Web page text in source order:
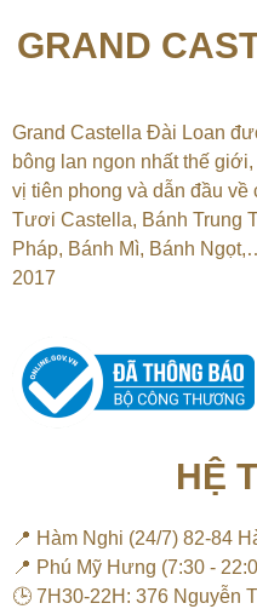
GRAND
Grand Castella Đài Loan
bông lan ngon nhất thế giới,
vị tiên phong và dẫn đầu về
Tươi Castella, Bánh Trung
Pháp, Bánh Mì, Bánh
2017
HỆ
📍 Hàm Nghi (24/7) 82-84
📍 Phú Mỹ Hưng (7:30 -
🕒 7H30-22H: 376 Nguyễn